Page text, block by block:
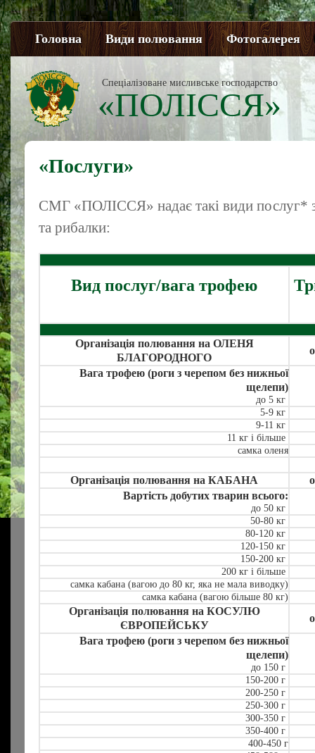
Головна Види полювання Фотогалерея
Спеціалізоване мисливське господарство
«ПОЛІССЯ»
«Послуги»
СМГ «ПОЛІССЯ» надає такі види послуг* з
та рибалки:
Вид послуг/вага трофею
Організація полювання на ОЛЕНЯ
БЛАГОРОДНОГО
Вага трофею (роги з черепом без нижньої
щелепи)
до 5 кг
5-9 кг
9-11 кг
11 кг і більше
самка оленя
Організація полювання на КАБАНА
Вартість добутих тварин всього:
до 50 кг
50-80 кг
80-120 кг
120-150 кг
150-200 кг
200 кг і більше
самка кабана (вагою до 80 кг, яка не мала виводку)
самка кабана (вагою більше 80 кг)
Організація полювання на КОСУЛЮ
ЄВРОПЕЙСЬКУ
Вага трофею (роги з черепом без нижньої
щелепи)
до 150 г
150-200 г
200-250 г
250-300 г
300-350 г
350-400 г
400-450 г